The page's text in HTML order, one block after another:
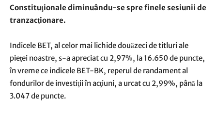
Constituţionale diminuându-se spre finele sesiunii de
tranzacţionare.
Indicele BET, al celor mai lichide douăzeci de titluri ale
pieţei noastre, s-a apreciat cu 2,97%, la 16.650 de puncte,
în vreme ce indicele BET-BK, reperul de randament al
fondurilor de investiţii în acţiuni, a urcat cu 2,99%, până la
3.047 de puncte.